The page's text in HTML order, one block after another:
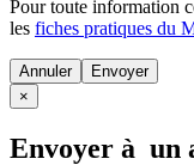
Pour toute information
les fiches pratiques du
Annuler
×
Envoyer à un